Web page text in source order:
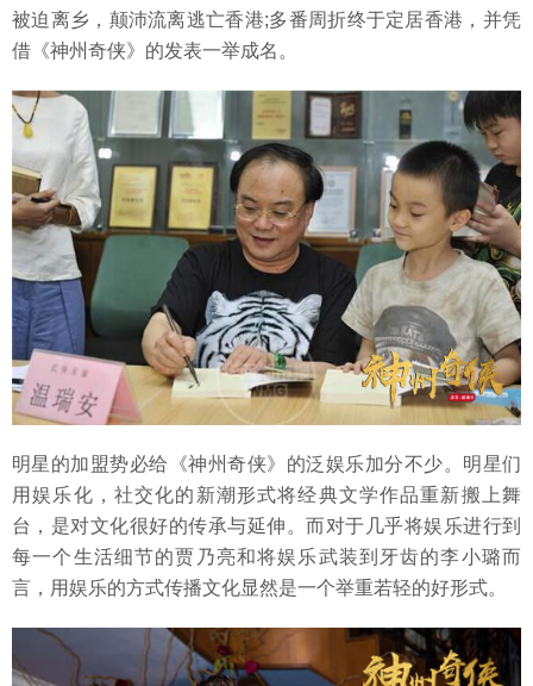
被迫离乡，颠沛流离逃亡香港;多番周折终于定居香港，并凭
借《神州奇侠》的发表一举成名。
明星的加盟势必给《神州奇侠》的泛娱乐加分不少。明星们
用娱乐化，社交化的新潮形式将经典文学作品重新搬上舞
台，是对文化很好的传承与延伸。而对于几乎将娱乐进行到
每一个生活细节的贾乃亮和将娱乐武装到牙齿的李小璐而
言，用娱乐的方式传播文化显然是一个举重若轻的好形式。